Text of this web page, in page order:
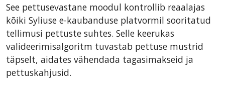
LiteCart
ZenCart
PinnacleCart
FoxyCart
Easy Digital Downloads
See pettusevastane moodul kontrollib reaalajas
kõiki Syliuse e-kaubanduse platvormil sooritatud
tellimusi pettuste suhtes. Selle keerukas
valideerimisalgoritm tuvastab pettuse mustrid
täpselt, aidates vähendada tagasimakseid ja
pettuskahjusid.